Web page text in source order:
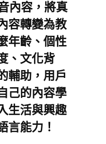
內容，將真
容轉變為教
年齡、個性
、文化背
輔助，用戶
己的內容學
生活與興趣
言能力！